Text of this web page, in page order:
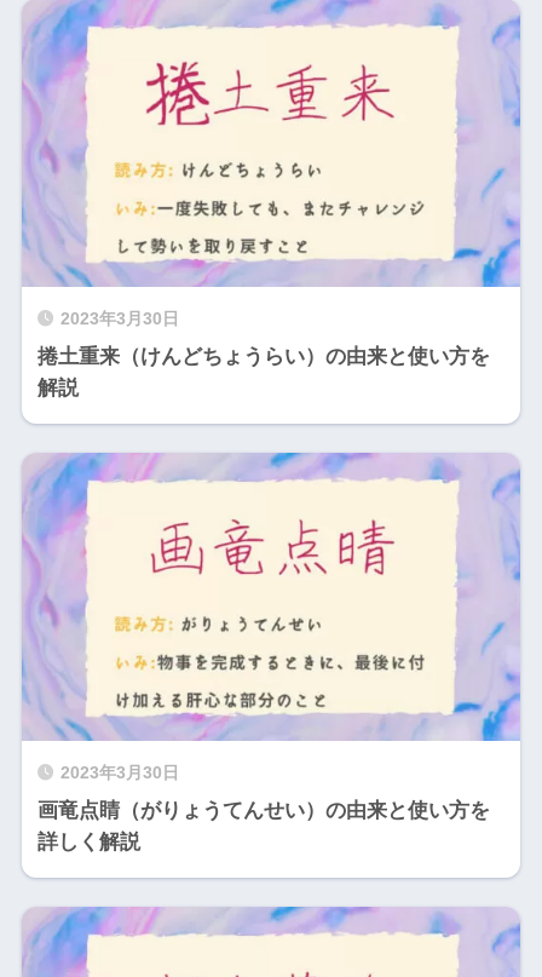
2023年3月30日
捲土重来（けんどちょうらい）の由来と使い方を
解説
2023年3月30日
画竜点睛（がりょうてんせい）の由来と使い方を
詳しく解説